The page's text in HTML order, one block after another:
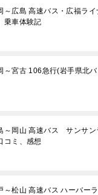
～広島 高速バス・広福ラ
乗車体験記
～宮古 106急行(岩手県北
～岡山 高速バス サンサン
コミ、感想
～松山 高速バス ハーバー